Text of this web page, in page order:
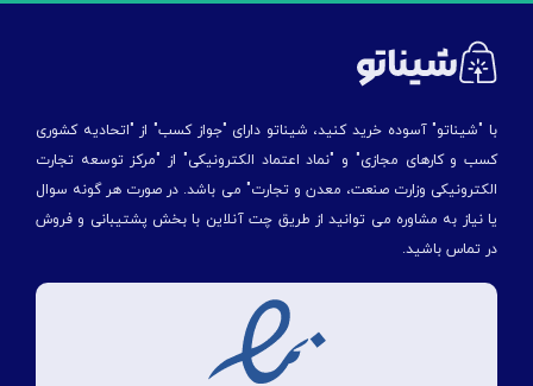
با "شیناتو" آسوده خرید کنید، شیناتو دارای "جواز کسب" از "اتحادیه کشوری
کسب و کارهای مجازی" و "نماد اعتماد الکترونیکی" از "مركز توسعه تجارت
الكترونیكی وزارت صنعت، معدن و تجارت" می باشد. در صورت هر گونه سوال
یا نیاز به مشاوره می توانید از طریق چت آنلاین با بخش پشتیبانی و فروش
در تماس باشید.